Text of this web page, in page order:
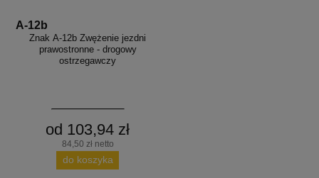
A-12b
Znak A-12b Zwężenie jezdni
prawostronne - drogowy
ostrzegawczy
od 103,94 zł
84,50 zł netto
do koszyka